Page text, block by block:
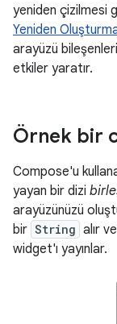
yeniden çizilmesi
Yeniden
arayüzü
etkiler yaratır.
Örnek bir
Compose'u
yayan bir dizi
arayüzünüzü
bir String alır
widget'ı yayınlar.